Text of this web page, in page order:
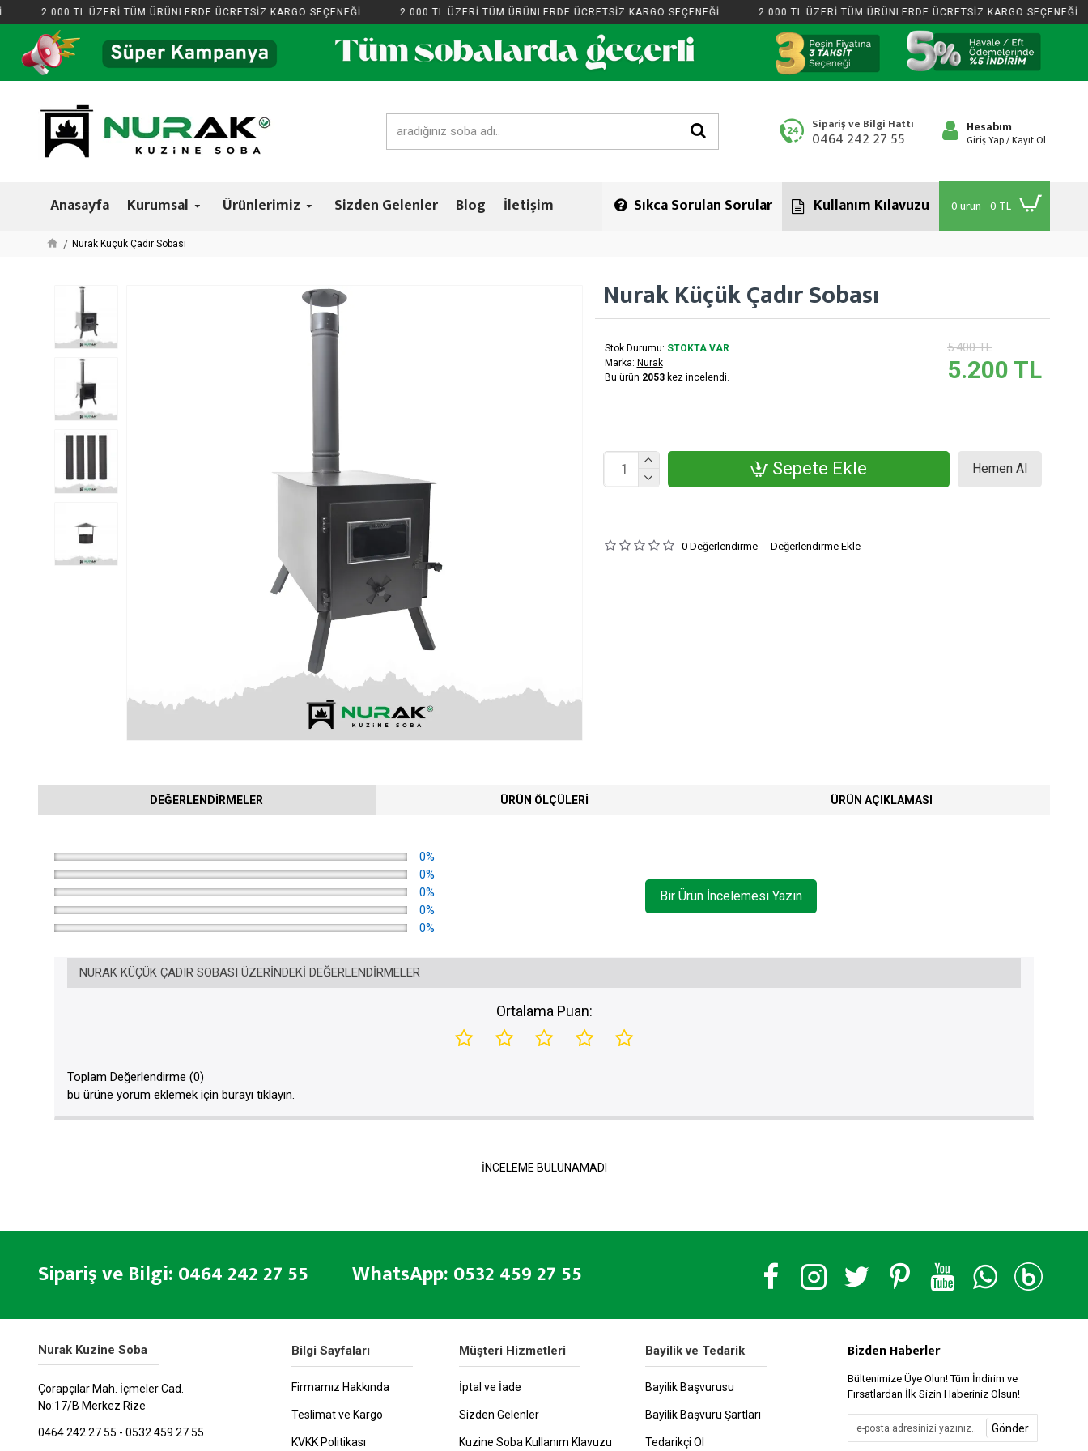
2.000 TL ÜZERİ TÜM ÜRÜNLERDE ÜCRETSİZ KARGO SEÇENEĞİ. 2.000 TL ÜZERİ TÜM ÜRÜNLERDE ÜCRETSİZ KARGO SEÇENEĞİ. 2.000 TL ÜZERİ TÜM ÜRÜNLERDE ÜCRETSİZ KARGO SEÇENEĞİ.
Sipariş ve Bilgi Hattı
0464 242 27 55
Hesabım
Giriş Yap / Kayıt Ol
Anasayfa Kurumsal Ürünlerimiz Sizden Gelenler Blog İletişim Sıkca Sorulan Sorular Kullanım Kılavuzu 0 ürün - 0 TL
Nurak Küçük Çadır Sobası
Nurak Küçük Çadır Sobası
Stok Durumu: STOKTA VAR
Marka: Nurak
Bu ürün 2053kez incelendi.
0 Değerlendirme - Değerlendirme Ekle
5.200 TL
5.400 TL
Sepete Ekle Hemen Al
DEĞERLENDIRMELER ÜRÜN ÖLÇÜLERI ÜRÜN AÇIKLAMASI
0%
0%
0%
0%
0%
Bir Ürün İncelemesi Yazın
NURAK KÜÇÜK ÇADIR SOBASI ÜZERINDEKI DEĞERLENDIRMELER
Ortalama Puan:
Toplam Değerlendirme (0)
bu ürüne yorum eklemek için burayı tıklayın.
İNCELEME BULUNAMADI
Sipariş ve Bilgi: 0464 242 27 55 WhatsApp: 0532 459 27 55
Nurak Kuzine Soba
Çorapçılar Mah. İçmeler Cad.
No:17/B Merkez Rize
0464 242 27 55 - 0532 459 27 55
Bilgi Sayfaları
Firmamız Hakkında
Teslimat ve Kargo
KVKK Politikası
Müşteri Hizmetleri
İptal ve İade
Sizden Gelenler
Kuzine Soba Kullanım Klavuzu
Bayilik ve Tedarik
Bayilik Başvurusu
Bayilik Başvuru Şartları
Tedarikçi Ol
Bizden Haberler
Bültenimize Üye Olun! Tüm İndirim ve
Fırsatlardan İlk Sizin Haberiniz Olsun!
Gönder